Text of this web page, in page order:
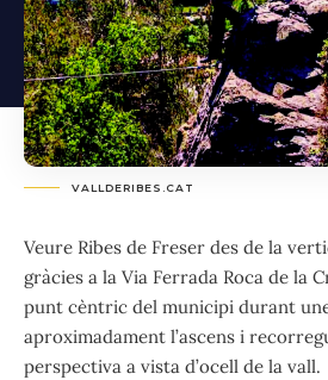
VALLDERIBES.CAT
Veure Ribes de Freser des de la
gràcies a la Via Ferrada Roca de la
punt cèntric del municipi durant
aproximadament l’ascens i
perspectiva a vista d’ocell de la vall.